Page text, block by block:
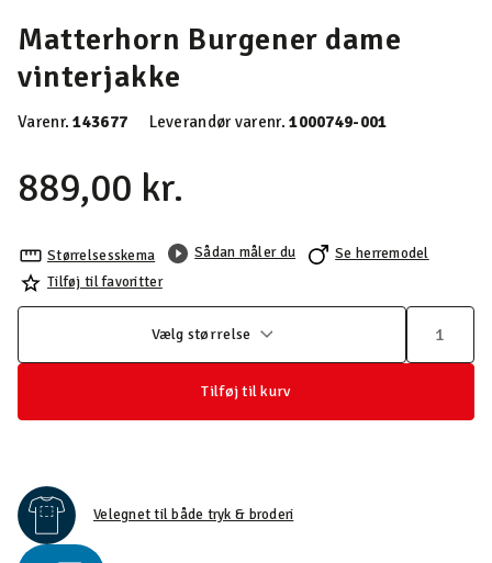
Matterhorn Burgener dame
vinterjakke
Varenr.143677 Leverandør varenr.1000749-001
889,00 kr.
Størrelsesskema Sådan måler du
Se herremodel
Tilføj til favoritter
Vælg størrelse
Tilføj til kurv
Velegnet til både tryk & broderi